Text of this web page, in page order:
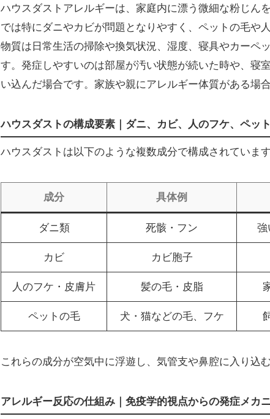
ハウスダストアレルギーは、家庭内に漂う微細な粉じん
では特にダニやカビが問題となりやすく、ペットの毛や
物質は日常生活の掃除や換気状況、湿度、寝具やカーペ
す。発症しやすいのは部屋が汚い状態が続いた時や、寝
い込んだ場合です。家族や親にアレルギー体質がある場
ハウスダストの構成要素｜ダニ、カビ、人のフケ、ペッ
ハウスダストは以下のような複数成分で構成されています
成分 具体例
ダニ類 死骸・フン 強
カビ カビ胞子
人のフケ・皮膚片 髪の毛・皮脂
ペットの毛 犬・猫などの毛、フケ
これらの成分が空気中に浮遊し、気管支や鼻腔に入り込
アレルギー反応の仕組み｜免疫学的視点からの発症メカ